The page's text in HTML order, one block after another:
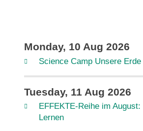
Monday, 10 Aug 2026
Science Camp Unsere Erde
Tuesday, 11 Aug 2026
EFFEKTE-Reihe im
Lernen